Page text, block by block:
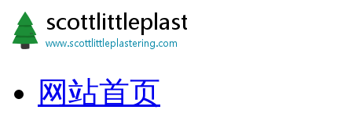
网站首页